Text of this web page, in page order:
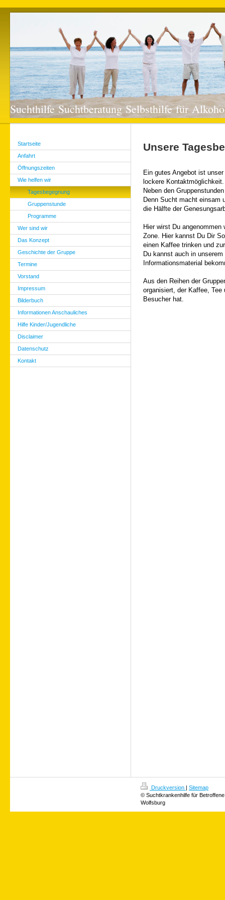
Suchthilfe Suchtberatung Selbsthilfe für
Startseite
Anfahrt
Öffnungszeiten
Wie helfen wir
Tagesbegegnung
Gruppenstunde
Programme
Wer sind wir
Das Konzept
Geschichte der Gruppe
Termine
Vorstand
Impressum
Bilderbuch
Informationen Anschauliches
Hilfe Kinder/Jugendliche
Disclaimer
Datenschutz
Kontakt
Unsere
Ein gutes Angebot ist unser
lockere Kontaktmöglichkeit.
Neben den
Denn Sucht macht einsam
die Hälfte der
Hier wirst Du
Zone. Hier kannst Du Dir
einen Kaffee trinken und
Du kannst auch in
Informationsmaterial
Aus den Reihen der
organisiert, der Kaffee,
Besucher hat.
Druckversion | Sitemap
© Suchtkrankenhilfe für
Wolfsburg